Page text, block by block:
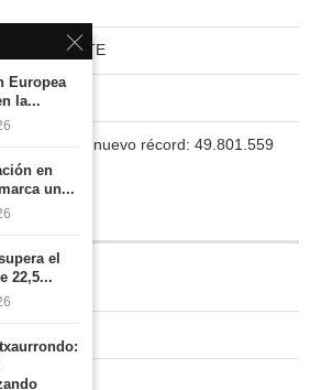
marca un nuevo récord: 49.801.559
Europea
la...
en
un...
el
22,5...